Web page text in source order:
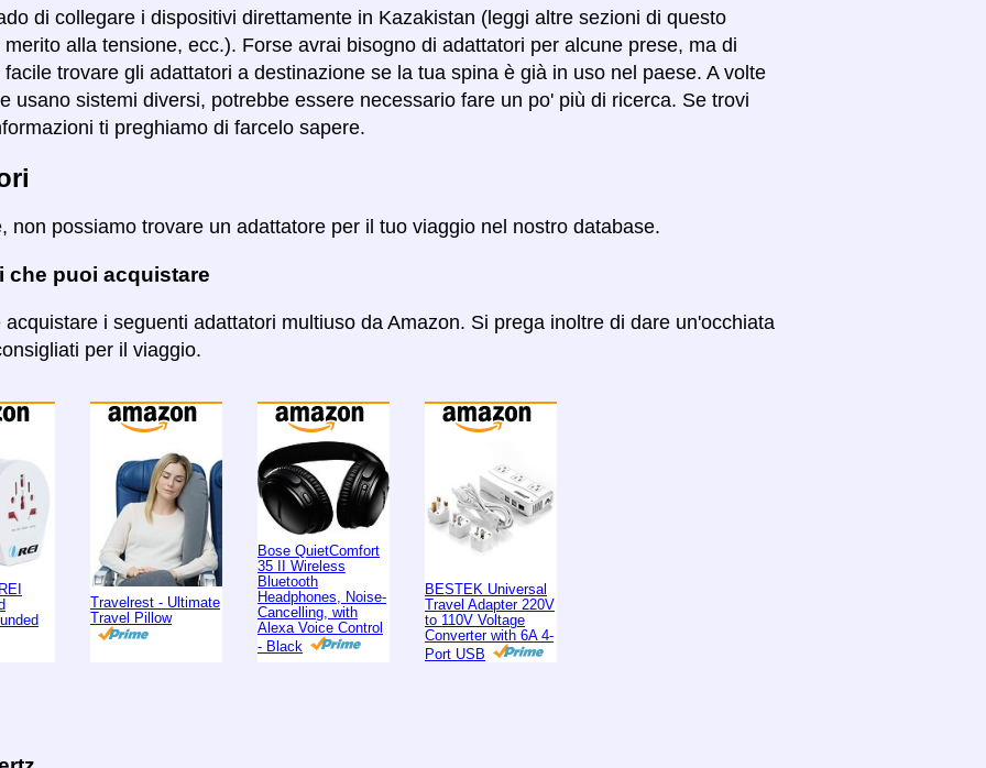
di collegare i dispositivi direttamente in Kazakistan (leggi altre sezioni di questo
alla tensione, ecc.). Forse avrai bisogno di adattatori per alcune prese, ma di
trovare gli adattatori a destinazione se la tua spina è già in uso nel paese. A volte
usano sistemi diversi, potrebbe essere necessario fare un po' più di ricerca. Se trovi
ti preghiamo di farcelo sapere.
non possiamo trovare un adattatore per il tuo viaggio nel nostro database.
che puoi acquistare
acquistare i seguenti adattatori multiuso da Amazon. Si prega inoltre di dare un'occhiata
per il viaggio.
Travelrest - Ultimate
Travel Pillow
Bose QuietComfort
35 II Wireless
Bluetooth
Headphones, Noise-
Cancelling, with
Alexa Voice Control
- Black
BESTEK Universal
Travel Adapter 220V
to 110V Voltage
Converter with 6A 4-
Port USB